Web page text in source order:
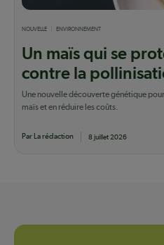
NOUVELLE ENVIRONNEMENT
Un maïs qui se
contre la
Une nouvelle découverte génétique
maïs et en réduire les coûts.
Par La rédaction 8 juillet 2026